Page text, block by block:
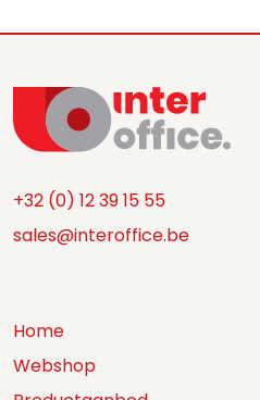
+32 (0) 12 39 15 55
sales@interoffice.be
Home
Webshop